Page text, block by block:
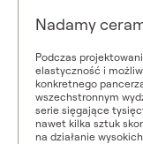
Nadamy
Podczas
elastyczność i
konkretnego
wszechstronnym
serie sięgające
nawet kilka sztuk
na działanie